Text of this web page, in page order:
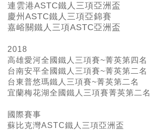
連雲港ASTC鐵人三項亞洲盃
慶州ASTC鐵人三項亞錦賽
嘉峪關鐵人三項ASTC亞洲盃
2018
高雄愛河全國鐵人三項賽~菁英第四名
台南安平全國鐵人三項賽~菁英第二名
台東普悠瑪鐵人三項賽~菁英第二名
宜蘭梅花湖全國鐵人三項賽菁英第二名
國際賽事
蘇比克灣ASTC鐵人三項亞洲盃